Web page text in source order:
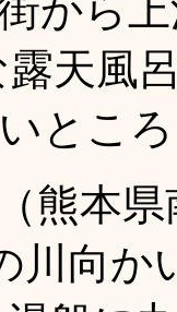
から
露天風
とこ
熊本
川向